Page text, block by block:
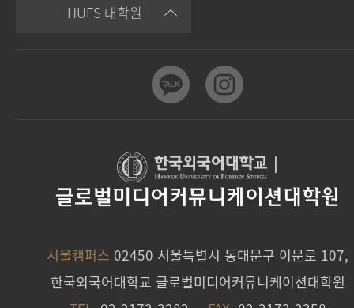
HUFS 대학원
글로벌미디어커뮤니케이션대학원
서울캠퍼스 02450 서울특별시 동대문구 이문로 107,
한국외국어대학교 글로벌미디어커뮤니케이션대학원